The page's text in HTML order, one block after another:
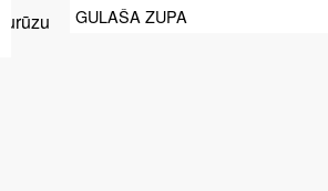
GULAŠA ZUPA